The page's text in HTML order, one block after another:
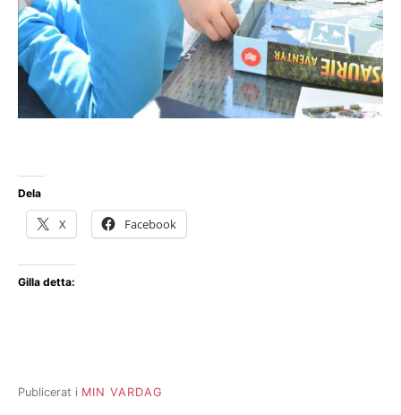
Dela
X Facebook
Gilla detta:
Publicerat i MIN VARDAG